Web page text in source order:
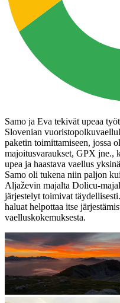
Samo ja Eva tekivät upeaa
Slovenian
paketin toimittamiseen, jossa
majoitusvaraukset, GPX jne.,
upea ja haastava vaellus
Samo oli tukena niin paljon
Aljaževin majalta Dolicu-
järjestelyt toimivat
haluat helpottaa itse
vaelluskokemuksesta.